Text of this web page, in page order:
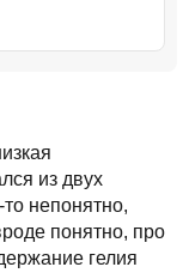
из двух
непонятно,
понятно, про
гелия